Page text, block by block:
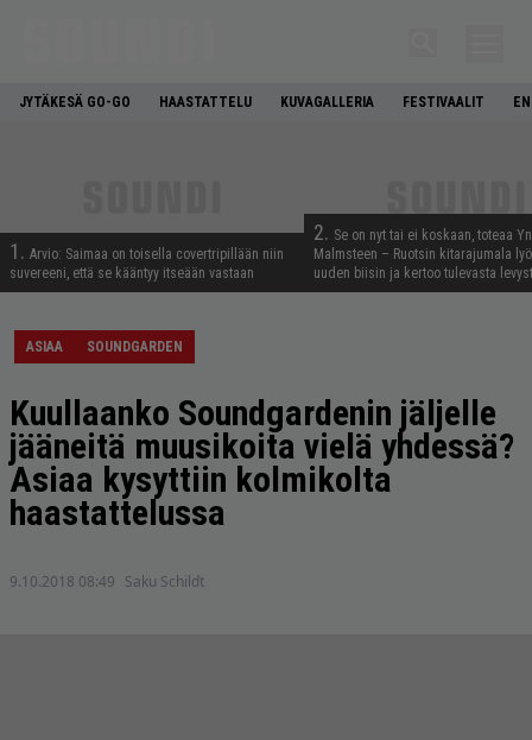
JYTÄKESÄ GO-GO HAASTATTELU KUVAGALLERIA FESTIVAALIT
1. Arvio: Saimaa on toisella covertripillään niin
suvereeni, että se kääntyy itseään vastaan
2. Se on nyt tai ei koskaan, toteaa
Malmsteen – Ruotsin kitarajumala
uuden biisin ja kertoo tulevasta
ASIAA SOUNDGARDEN
Kuullaanko Soundgardenin jäljelle
jääneitä muusikoita vielä yhdessä?
Asiaa kysyttiin kolmikolta
haastattelussa
9.10.2018 08:49 Saku Schildt